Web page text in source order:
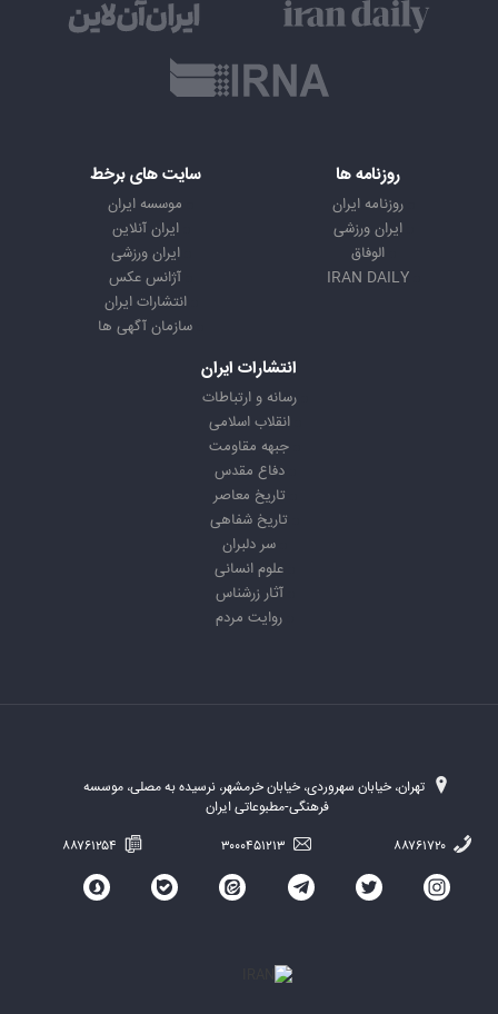
روزنامه ها
روزنامه ایران
ایران ورزشی
الوفاق
IRAN DAILY
سایت های برخط
موسسه ایران
ایران آنلاین
ایران ورزشی
آژانس عکس
انتشارات ایران
سازمان آگهی ها
انتشارات ایران
رسانه و ارتباطات
انقلاب اسلامی
جبهه مقاومت
دفاع مقدس
تاریخ معاصر
تاریخ شفاهی
سر دلبران
علوم انسانی
آثار زرشناس
روایت مردم
تهران، خیابان سهروردی، خیابان خرمشهر، نرسیده به مصلی، موسسه
فرهنگی-مطبوعاتی ایران